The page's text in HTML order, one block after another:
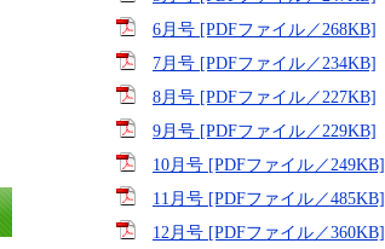
6月号 [PDFファイル／268KB]
7月号 [PDFファイル／234KB]
8月号 [PDFファイル／227KB]
9月号 [PDFファイル／229KB]
10月号 [PDFファイル／249KB]
11月号 [PDFファイル／485KB]
12月号 [PDFファイル／360KB]